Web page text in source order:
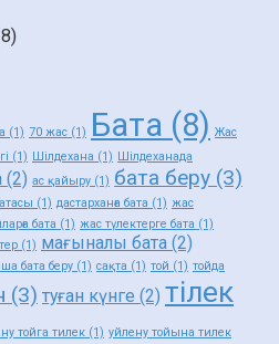
(1) 70 жас (1) Бата (8) Жас
(1) Шілдехана (1) Шілдеханада
(2) ас қайыру (1) бата беру (3)
(1) дастарханға бата (1) жас
бата (1) жас түлектерге бата (1)
(1) мағыналы бата (2)
бата беру (1) сақта (1) той (1) тойда
(3) туған күнге (2) тілек
тойга тилек (1) уйлену тойына тилек